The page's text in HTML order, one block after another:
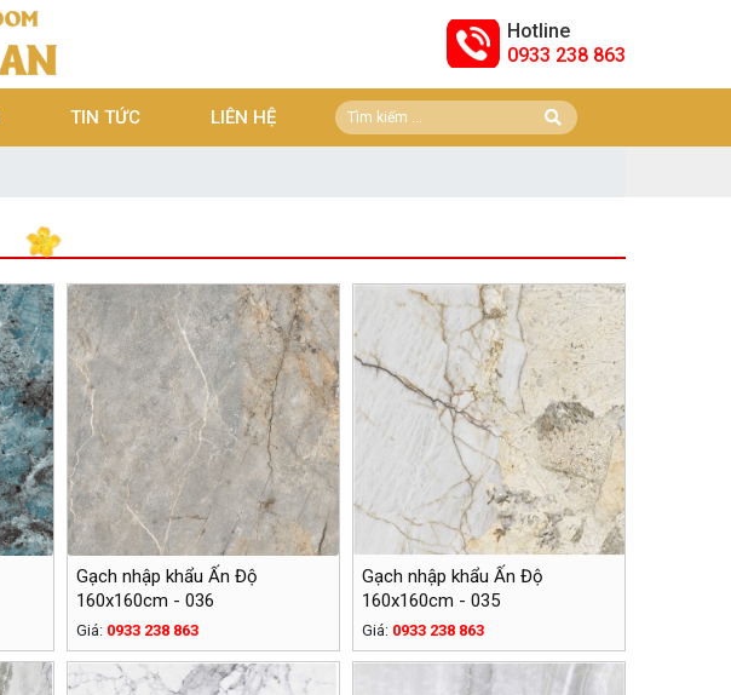
Hotline
0933 238 863
TIN TỨC LIÊN HỆ
Gạch nhập khẩu Ấn Độ
160x160cm - 036
Giá: 0933 238 863
Gạch nhập khẩu Ấn Độ
160x160cm - 035
Giá: 0933 238 863